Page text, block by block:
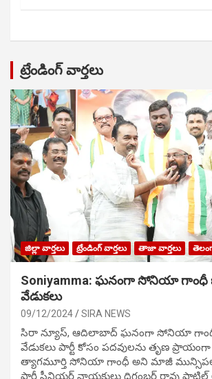
ట్రేండింగ్ వార్తలు
జిల్లా వార్తలు ట్రేండింగ్ వార్తలు తాజా వార్తలు
Soniyamma: ఘ‌నంగా సోనియా గాంధీ
వేడుక‌లు
09/12/2024 SIRA NEWS
సిరా న్యూస్, ఆదిలాబాద్ ఘ‌నంగా సోనియా గాంధీ
వేడుక‌లు పార్టీ కోసం ప‌ద‌వుల‌ను తృణ
త్యాగమూర్తి సోనియా గాంధీ అని మాజీ మున్సిప‌ల్
పార్టీ సీనియ‌ర్ నాయ‌కులు దిగంబ‌ర్ రావు పాటిల్